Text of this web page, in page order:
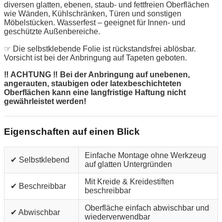
diversen glatten, ebenen, staub- und fettfreien Oberflächen
wie Wänden, Kühlschränken, Türen und sonstigen
Möbelstücken. Wasserfest – geeignet für Innen- und
geschützte Außenbereiche.
☞ Die selbstklebende Folie ist rückstandsfrei ablösbar.
Vorsicht ist bei der Anbringung auf Tapeten geboten.
‼ ACHTUNG ‼ Bei der Anbringung auf unebenen,
angerauten, staubigen oder latexbeschichteten
Oberflächen kann eine langfristige Haftung nicht
gewährleistet werden!
Eigenschaften auf einen Blick
✔ Selbstklebend
Einfache Montage ohne Werkzeug
auf glatten Untergründen
✔ Beschreibbar
Mit Kreide & Kreidestiften
beschreibbar
✔ Abwischbar
Oberfläche einfach abwischbar und
wiederverwendbar